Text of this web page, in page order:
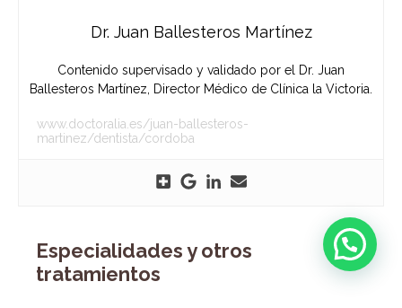
Dr. Juan Ballesteros Martínez
Contenido supervisado y validado por el Dr. Juan
Ballesteros Martínez, Director Médico de Clínica la Victoria.
www.doctoralia.es/juan-ballesteros-
martinez/dentista/cordoba
Especialidades y otros
tratamientos